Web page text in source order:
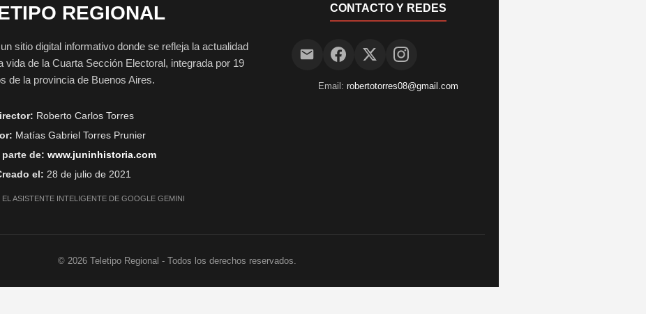
REGIONAL
sitio digital informativo donde se refleja la actualidad
vida de la Cuarta Sección Electoral, integrada por 19
de la provincia de Buenos Aires.
Roberto Carlos Torres
Matías Gabriel Torres Prunier
parte de: www.juninhistoria.com
el: 28 de julio de 2021
ASISTENTE INTELIGENTE DE GOOGLE GEMINI
CONTACTO Y REDES
Email: robertotorres08@gmail.com
© 2026 Teletipo Regional - Todos los derechos reservados.